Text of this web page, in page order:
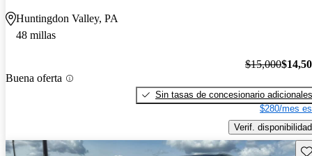
Huntingdon Valley, PA
48 millas
Buena oferta
$15,000
Sin tasas de concesionario adicionales
$280/mes
Verif. disponibilidad